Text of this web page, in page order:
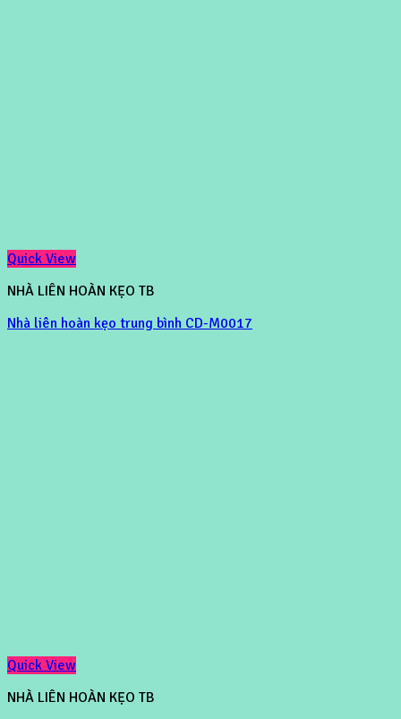
Quick View
NHÀ LIÊN HOÀN KẸO TB
Nhà liên hoàn kẹo trung bình CD-M0017
Quick View
NHÀ LIÊN HOÀN KẸO TB